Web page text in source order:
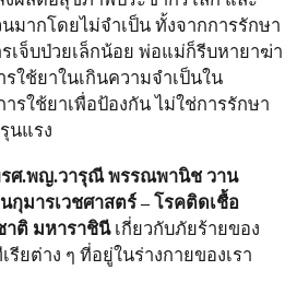
มากโดยไม่จำเป็น ทั้งจากการรักษา
เจ็บป่วยเล็กน้อย พ่อแม่ก็รีบหายาฆ่า
ใช้ยาในเกินความจำเป็นใน
รใช้ยาเพื่อป้องกัน ไม่ใช่การรักษา
นแรง
รศ.พญ.วารุณี พรรณพานิช วาน
กุมารเวชศาสตร์ – โรคติดเชื้อ
าติ มหาราชินีเกี่ยวกับภัยร้ายของ
ยต่าง ๆ ที่อยู่ในร่างกายของเรา